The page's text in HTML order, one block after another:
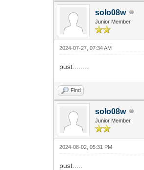
solo08w
Junior Member
2024-07-27, 07:34 AM
pust........
Find
solo08w
Junior Member
2024-08-02, 05:31 PM
pust.....